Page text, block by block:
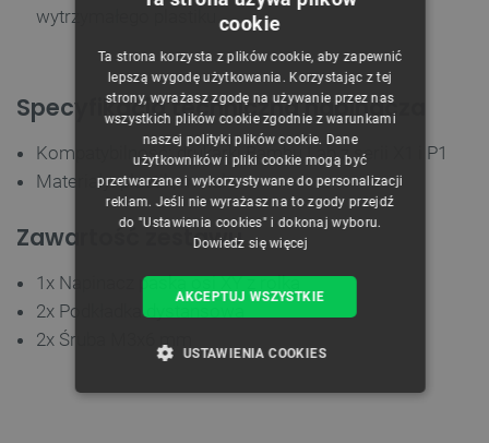
wytrzymałego plastiku
Specyfikacja techniczna napinacza
Kompatybilność: drukarki Bambu Lab z serii X1 i P1
Materiały: plastik, metal
Zawartość zestawu
1x Napinacz paska osi XY z rolką
2x Podkładka dystansowa
2x Śruba M3x6 mm
CZECH
ENGLISH
GERMAN
cookie
Ta strona korzysta z plików cookie, aby zapewnić
lepszą wygodę użytkowania. Korzystając z tej
strony, wyrażasz zgodę na używanie przez nas
wszystkich plików cookie zgodnie z warunkami
naszej polityki plików cookie. Dane
użytkowników i pliki cookie mogą być
przetwarzane i wykorzystywane do personalizacji
reklam. Jeśli nie wyrażasz na to zgody przejdź
do "Ustawienia cookies" i dokonaj wyboru.
Dowiedz się więcej
AKCEPTUJ WSZYSTKIE
USTAWIENIA COOKIES